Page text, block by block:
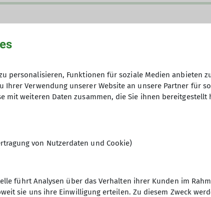
auch! Unsere inklusive Klettergruppe richtet
sondern das gemeinsame Erleben. Jede*r
an der Seite. Wir wachsen gemeinsam
und feiern echte Erfolgserlebnisse.
personalisieren, Funktionen für soziale Medien anbieten
Verwendung unserer Website an unsere Partner für
mit weiteren Daten zusammen, die Sie ihnen
von Nutzerdaten und Cookie)
führt Analysen über das Verhalten ihrer Kunden im
sie uns ihre Einwilligung erteilen. Zu diesem Zweck